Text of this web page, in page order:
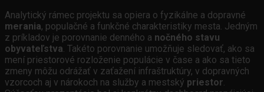
Analytický rámec projektu sa opiera o fyzikálne a dopravné
merania, populačné a funkčné charakteristiky mesta. Jedným
z príkladov je porovnanie denného a nočného stavu
obyvateľstva. Takéto porovnanie umožňuje sledovať, ako sa
mení priestorové rozloženie populácie v čase a ako sa tieto
zmeny môžu odrážať v zaťažení infraštruktúry, v dopravných
vzorcoch aj v nárokoch na služby a mestský priestor.